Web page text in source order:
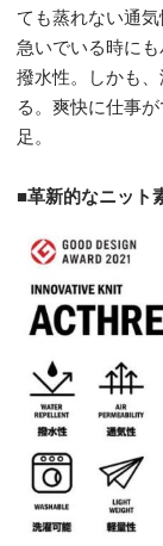
ても蒸れない通
急いでいる時に
撥水性。しかも
る。爽快に仕事
足。
■革新的なニット